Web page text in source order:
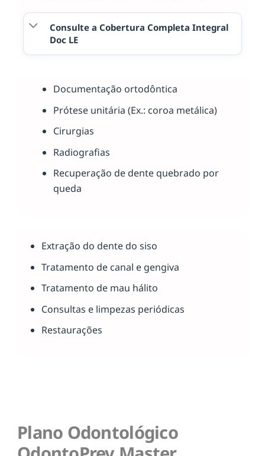
Consulte a Cobertura Completa Integral
Doc LE
Documentação ortodôntica
Prótese unitária (Ex.: coroa metálica)
Cirurgias
Radiografias
Recuperação de dente quebrado por
queda
Extração do dente do siso
Tratamento de canal e gengiva
Tratamento de mau hálito
Consultas e limpezas periódicas
Restaurações
Plano Odontológico